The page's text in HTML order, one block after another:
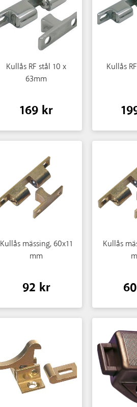
Kullås RF stål 10 x
63mm
169 kr
Kullås
Kullås mässing, 60x11
mm
92 kr
Kullås